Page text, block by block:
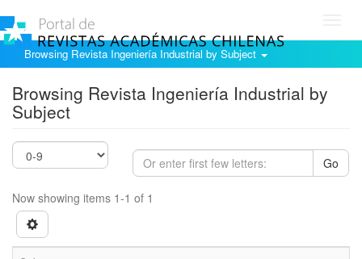
Browsing Revista Ingeniería Industrial by Subject
Browsing Revista Ingeniería Industrial by
Subject
Go
Now showing items 1-1 of 1